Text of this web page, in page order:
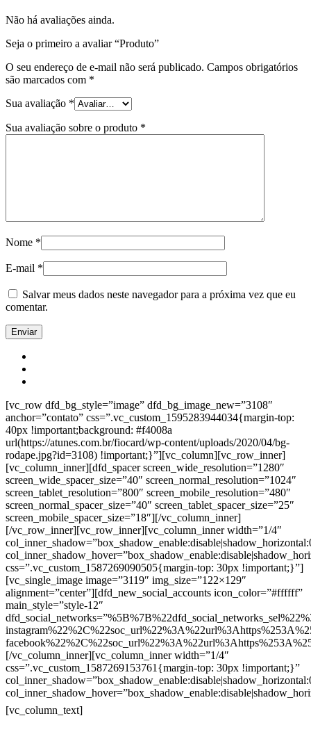
Não há avaliações ainda.
Seja o primeiro a avaliar “Produto”
O seu endereço de e-mail não será publicado. Campos obrigatórios
são marcados com *
Sua avaliação *
Sua avaliação sobre o produto *
Nome *
E-mail *
Salvar meus dados neste navegador para a próxima vez que eu
comentar.
[vc_row dfd_bg_style=”image” dfd_bg_image_new=”3108″
anchor=”contato” css=”.vc_custom_1595283944034{margin-top:
40px !important;background: #f4008a
url(https://atunes.com.br/fiocard/wp-content/uploads/2020/04/bg-
rodape.jpg?id=3108) !important;}”][vc_column][vc_row_inner]
[vc_column_inner][dfd_spacer screen_wide_resolution=”1280″
screen_wide_spacer_size=”40″ screen_normal_resolution=”1024″
screen_tablet_resolution=”800″ screen_mobile_resolution=”480″
screen_normal_spacer_size=”40″ screen_tablet_spacer_size=”25″
screen_mobile_spacer_size=”18″][/vc_column_inner]
[/vc_row_inner][vc_row_inner][vc_column_inner width=”1/4″
css=”.vc_custom_1587269090505{margin-top: 30px !important;}”]
[vc_single_image image=”3119″ img_size=”122×129″
alignment=”center”][dfd_new_social_accounts icon_color=”#ffffff”
main_style=”style-12″
[/vc_column_inner][vc_column_inner width=”1/4″
css=”.vc_custom_1587269153761{margin-top: 30px !important;}”
[vc_column_text]